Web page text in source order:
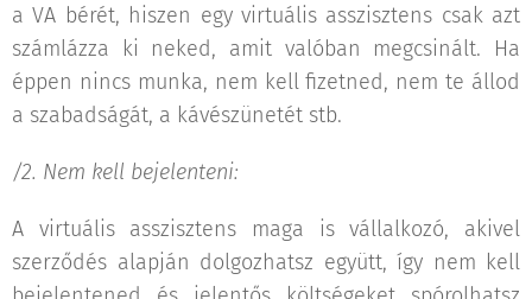
a VA bérét, hiszen egy virtuális asszisztens csak azt
számlázza ki neked, amit valóban megcsinált. Ha
éppen nincs munka, nem kell fizetned, nem te állod
a szabadságát, a kávészünetét stb.
/2. Nem kell bejelenteni:
A virtuális asszisztens maga is vállalkozó, akivel
szerződés alapján dolgozhatsz együtt, így nem kell